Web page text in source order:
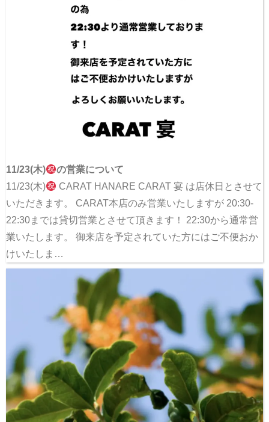
11/23(木)
の営業について
11/23(木)
CARAT HANARE CARAT 宴 は店休日とさせて
いただきます。 CARAT本店のみ営業いたしますが 20:30-
22:30までは貸切営業とさせて頂きます！ 22:30から通常営
業いたします。 御来店を予定されていた方にはご不便おか
けいたしま…